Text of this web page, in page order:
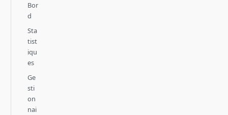
Bor
d
Sta
tist
iqu
es
Ge
sti
on
nai